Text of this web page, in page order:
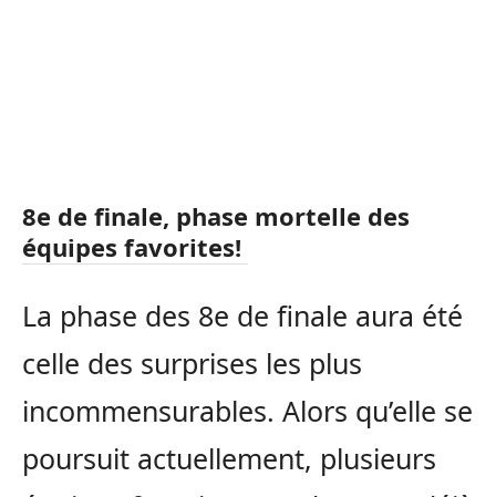
8e de finale, phase mortelle des
équipes favorites!
La phase des 8e de finale aura été
celle des surprises les plus
incommensurables. Alors qu’elle se
poursuit actuellement, plusieurs